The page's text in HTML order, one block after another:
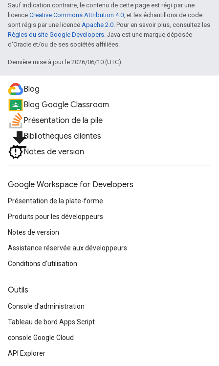
Sauf indication contraire, le contenu de cette page est régi par une
licence Creative Commons Attribution 4.0, et les échantillons de code
sont régis par une licence Apache 2.0. Pour en savoir plus, consultez les
Règles du site Google Developers. Java est une marque déposée
d'Oracle et/ou de ses sociétés affiliées.
Dernière mise à jour le 2026/06/10 (UTC).
Blog
Blog Google Classroom
Présentation de la pile
file_downloadBibliothèques clientes
Notes de version
Google Workspace for Developers
Présentation de la plate-forme
Produits pour les développeurs
Notes de version
Assistance réservée aux développeurs
Conditions d'utilisation
Outils
Console d'administration
Tableau de bord Apps Script
console Google Cloud
API Explorer